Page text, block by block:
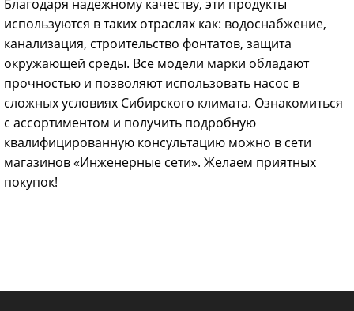
Благодаря надежному качеству, эти продукты
используются в таких отраслях как: водоснабжение,
канализация, строительство фонтатов, защита
окружающей среды. Все модели марки обладают
прочностью и позволяют использовать насос в
сложных условиях Сибирского климата. Ознакомиться
с ассортиментом и получить подробную
квалифицированную консультацию можно в сети
магазинов «Инженерные сети». Желаем приятных
покупок!